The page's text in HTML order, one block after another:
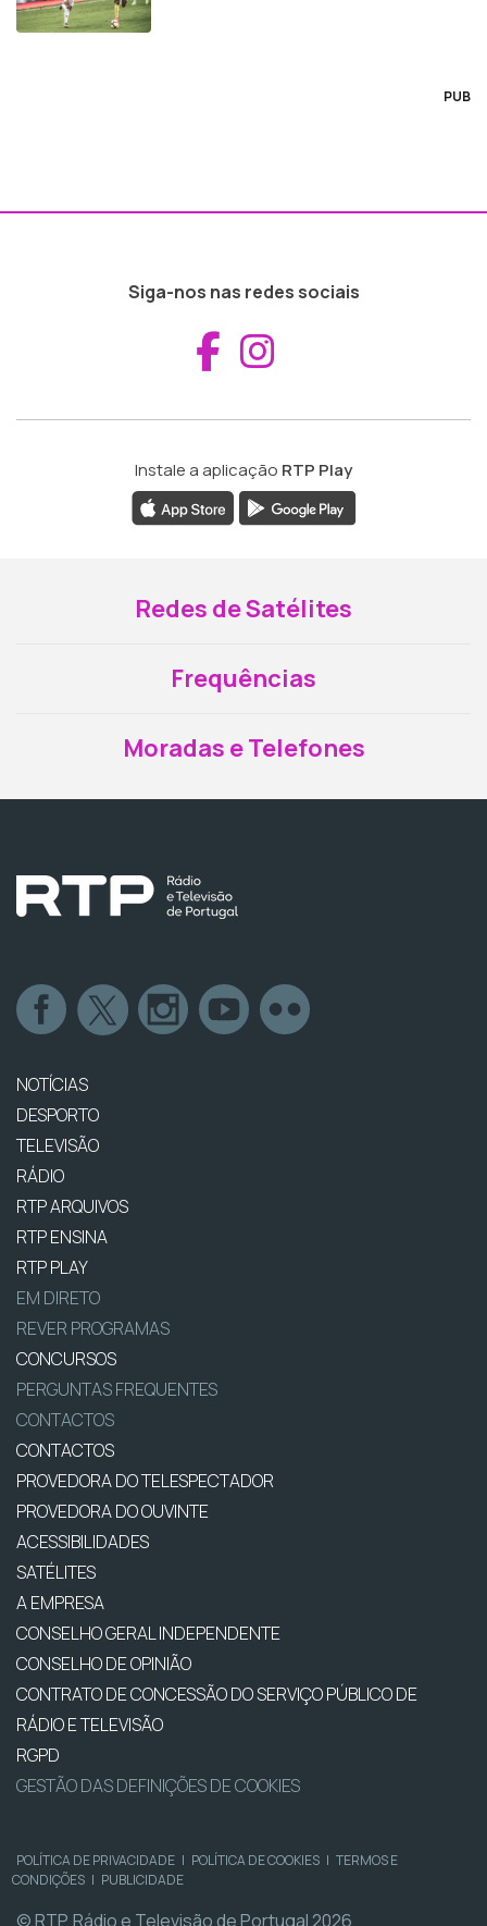
PUB
Siga-nos nas redes sociais
Aceder ao
Instale a aplicação RTP Play
Redes de Satélites
Frequências
Moradas e Telefones
NOTÍCIAS
DESPORTO
TELEVISÃO
RÁDIO
RTP ARQUIVOS
RTP ENSINA
RTP PLAY
EM DIRETO
REVER PROGRAMAS
CONCURSOS
PERGUNTAS FREQUENTES
CONTACTOS
CONTACTOS
PROVEDORA DO TELESPECTADOR
PROVEDORA DO OUVINTE
ACESSIBILIDADES
SATÉLITES
A EMPRESA
CONSELHO GERAL INDEPENDENTE
CONSELHO DE OPINIÃO
CONTRATO DE CONCESSÃO DO SERVIÇO PÚBLICO DE
RÁDIO E TELEVISÃO
RGPD
GESTÃO DAS DEFINIÇÕES DE COOKIES
POLÍTICA DE PRIVACIDADE | POLÍTICA DE COOKIES | TERMOS E
CONDIÇÕES | PUBLICIDADE
© RTP, Rádio e Televisão de Portugal 2026